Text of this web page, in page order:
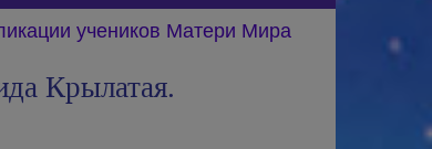
учеников Матери Мира
Крылатая.